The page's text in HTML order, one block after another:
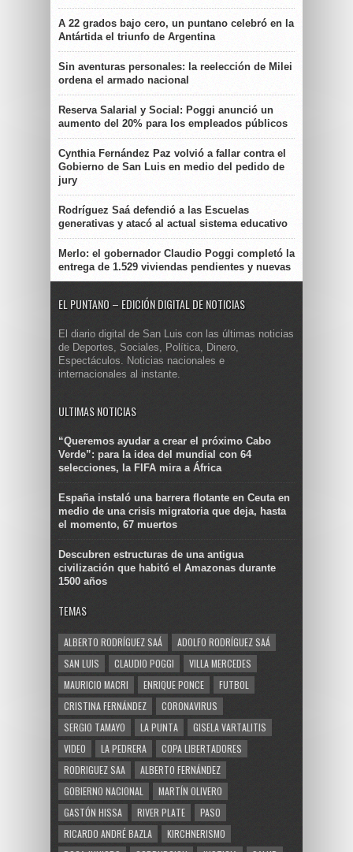
A 22 grados bajo cero, un puntano celebró en la
Antártida el triunfo de Argentina
Sin aventuras personales: la reelección de Milei
ordena el armado nacional
Reserva Salarial y Social: Poggi anunció un
aumento del 20% para los empleados públicos
Cynthia Fernández Paz volvió a fallar contra el
Gobierno de San Luis en medio del pedido de
jury
Rodríguez Saá defendió a las Escuelas
generativas y atacó al actual sistema educativo
Merlo: el gobernador Claudio Poggi completó la
entrega de 1.529 viviendas pendientes y nuevas
EL PUNTANO – EDICIÓN DIGITAL DE NOTICIAS
El diario digital de San Luis con las últimas noticias
de Deportes, Sociales, Política, Dinero,
Espectáculos. Noticias nacionales e
internacionales al instante.
ULTIMAS NOTICIAS
“Queremos ayudar a crear el próximo Cabo
Verde”: para la idea del mundial con 64
selecciones, la FIFA mira a África
España instaló una barrera flotante en Ceuta en
medio de una crisis migratoria que deja, hasta
el momento, 67 muertos
Descubren estructuras de una antigua
civilización que habitó el Amazonas durante
1500 años
TEMAS
ALBERTO RODRÍGUEZ SAÁ
ADOLFO RODRÍGUEZ SAÁ
SAN LUIS
CLAUDIO POGGI
VILLA MERCEDES
MAURICIO MACRI
ENRIQUE PONCE
FUTBOL
CRISTINA FERNÁNDEZ
CORONAVIRUS
SERGIO TAMAYO
LA PUNTA
GISELA VARTALITIS
VIDEO
LA PEDRERA
COPA LIBERTADORES
RODRIGUEZ SAA
ALBERTO FERNÁNDEZ
GOBIERNO NACIONAL
MARTÍN OLIVERO
GASTÓN HISSA
RIVER PLATE
PASO
RICARDO ANDRÉ BAZLA
KIRCHNERISMO